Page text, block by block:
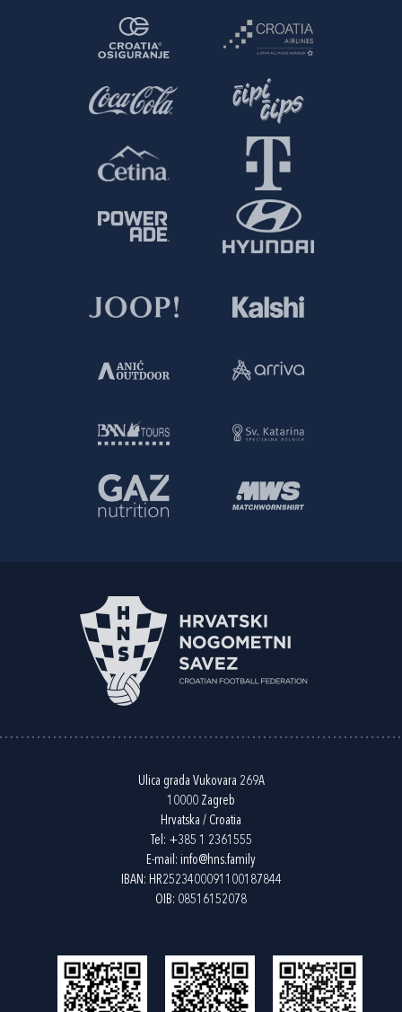
Ulica grada Vukovara 269A
10000 Zagreb
Hrvatska / Croatia
Tel: +385 1 2361555
E-mail: info@hns.family
IBAN: HR2523400091100187844
OIB: 08516152078